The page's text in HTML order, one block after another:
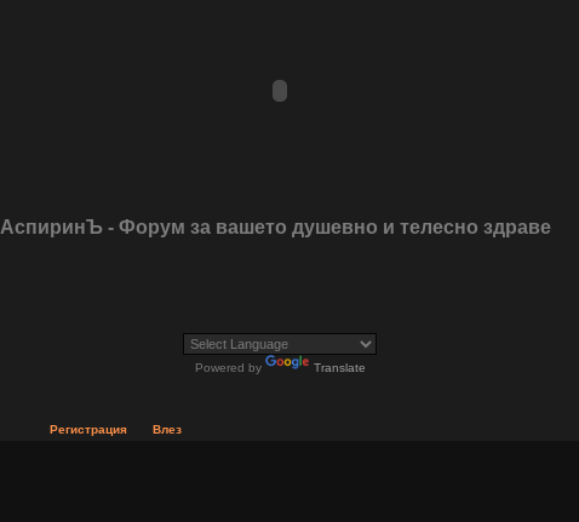
АспиринЪ - Форум за вашето душевно и телесно здраве
Powered by Translate
Регистрация
Влез